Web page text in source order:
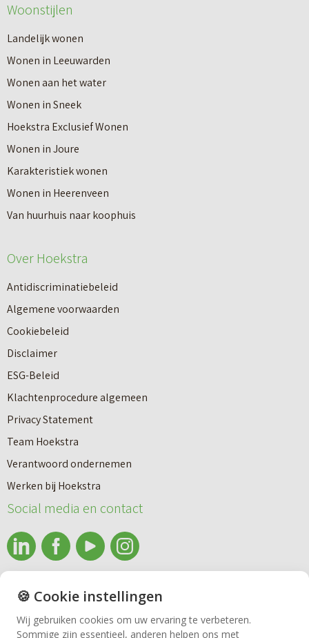
Nieuwbouw
Huren
Bedrijfsmakelaardij
e
r
I
n
8
s
t
a
p
p
n
n
a
a
r
e
e
n
n
i
e
u
o
w
e
o
v
e
r
V
a
n
n
e
u
Woonstijlen
Landelijk wonen
Wonen in Leeuwarden
Wonen aan het water
Wonen in Sneek
Hoekstra Exclusief Wonen
Wonen in Joure
Karakteristiek wonen
Wonen in Heerenveen
Van huurhuis naar koophuis
Over Hoekstra
Antidiscriminatiebeleid
Algemene voorwaarden
Cookiebeleid
Disclaimer
ESG-Beleid
Klachtenprocedure algemeen
Privacy Statement
Team Hoekstra
Verantwoord ondernemen
Werken bij Hoekstra
Social media en contact
info@makelaardijhoekstra.nl
Alle contactgegevens
🍪 Cookie instellingen
Wij gebruiken cookies om uw ervaring te verbeteren.
Sommige zijn essentieel, anderen helpen ons met